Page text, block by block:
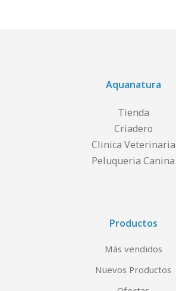
Aquanatura
Tienda
Criadero
Clinica Veterinaria
Peluqueria Canina
Productos
Más vendidos
Nuevos Productos